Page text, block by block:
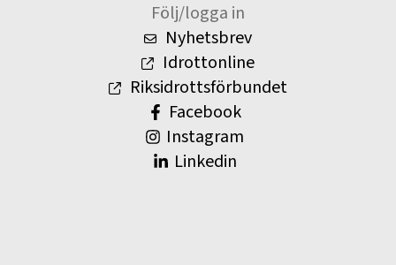
Följ/logga in
Nyhetsbrev
Idrottonline
Riksidrottsförbundet
Facebook
Instagram
Linkedin